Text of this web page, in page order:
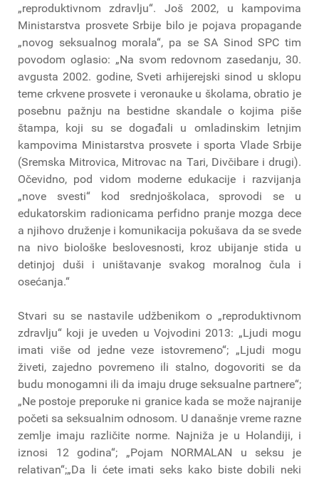
„reproduktivnom zdravlju“. Još 2002, u kampovima
Ministarstva prosvete Srbije bilo je pojava propagande
„novog seksualnog morala“, pa se SA Sinod SPC tim
povodom oglasio: „Na svom redovnom zasedanju, 30.
avgusta 2002. godine, Sveti arhijerejski sinod u sklopu
teme crkvene prosvete i veronauke u školama, obratio je
posebnu pažnju na bestidne skandale o kojima piše
štampa, koji su se događali u omladinskim letnjim
kampovima Ministarstva prosvete i sporta Vlade Srbije
(Sremska Mitrovica, Mitrovac na Tari, Divčibare i drugi).
Očevidno, pod vidom moderne edukacije i razvijanja
„nove svesti“ kod srednjoškolaca, sprovodi se u
edukatorskim radionicama perfidno pranje mozga dece
a njihovo druženje i komunikacija pokušava da se svede
na nivo biološke beslovesnosti, kroz ubijanje stida u
detinjoj duši i uništavanje svakog moralnog čula i
osećanja.“
Stvari su se nastavile udžbenikom o „reproduktivnom
zdravlju“ koji je uveden u Vojvodini 2013: „Ljudi mogu
imati više od jedne veze istovremeno“; „Ljudi mogu
živeti, zajedno povremeno ili stalno, dogovoriti se da
budu monogamni ili da imaju druge seksualne partnere“;
„Ne postoje preporuke ni granice kada se može najranije
početi sa seksualnim odnosom. U današnje vreme razne
zemlje imaju različite norme. Najniža je u Holandiji, i
iznosi 12 godina“; „Pojam NORMALAN u seksu je
relativan“;„Da li ćete imati seks kako biste dobili neki